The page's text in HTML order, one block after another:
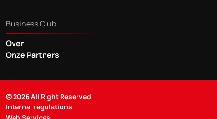
Business Club
Over
Onze Partners
© 2026 All Right Reserved
Internal regulations